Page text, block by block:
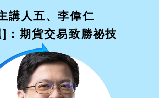
講人五、李偉仁
：期貨交易致勝祕技